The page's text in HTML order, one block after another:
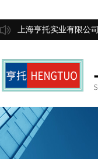
上海亨托实业有限公司